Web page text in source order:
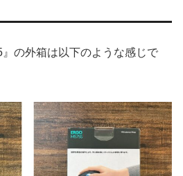
』の外箱は以下のような感じで